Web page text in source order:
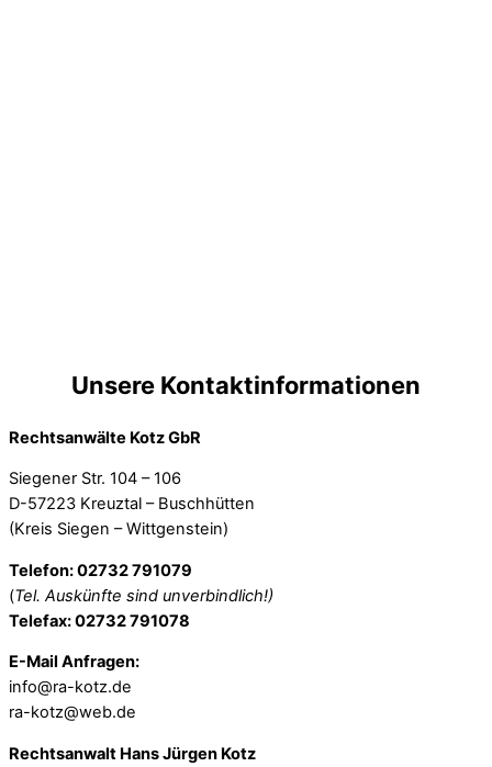
Unsere Kontaktinformationen
Rechtsanwälte Kotz GbR
Siegener Str. 104 – 106
D-57223 Kreuztal – Buschhütten
(Kreis Siegen – Wittgenstein)
Telefon: 02732 791079
(Tel. Auskünfte sind unverbindlich!)
Telefax: 02732 791078
E-Mail Anfragen:
info@ra-kotz.de
ra-kotz@web.de
Rechtsanwalt Hans Jürgen Kotz